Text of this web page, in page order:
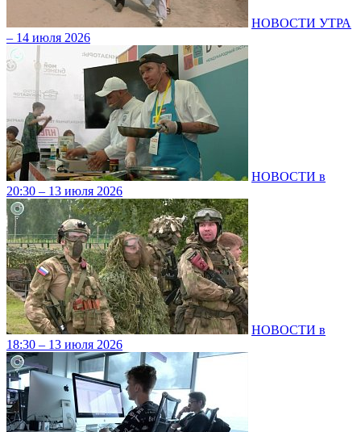
НОВОСТИ УТРА
– 14 июля 2026
НОВОСТИ в
20:30 – 13 июля 2026
НОВОСТИ в
18:30 – 13 июля 2026